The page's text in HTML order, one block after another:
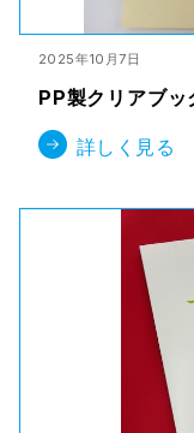
2025年10月7日
PP製クリアブッ
詳しく見る